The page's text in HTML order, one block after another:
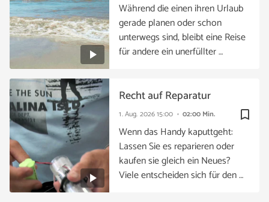
Während die einen ihren Urlaub
gerade planen oder schon
unterwegs sind, bleibt eine Reise
für andere ein unerfüllter …
bookmark_border
1. Aug. 202615:00 02:00 Min.
Recht auf Reparatur
Wenn das Handy kaputtgeht:
Lassen Sie es reparieren oder
kaufen sie gleich ein Neues?
Viele entscheiden sich für den …